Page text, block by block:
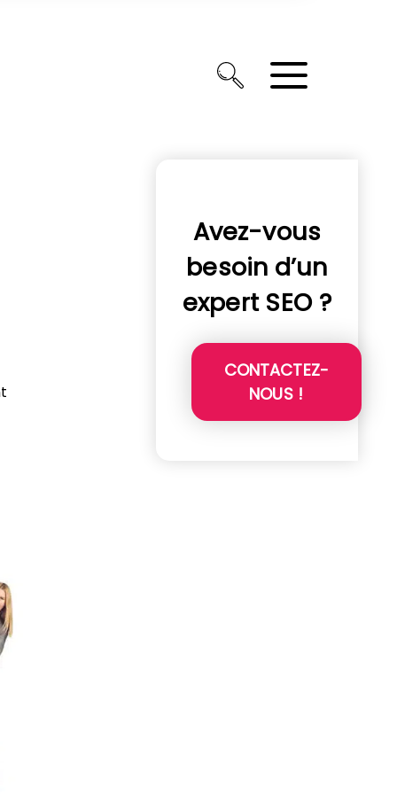
Avez-vous
besoin d’un
expert SEO ?
CONTACTEZ-
NOUS !